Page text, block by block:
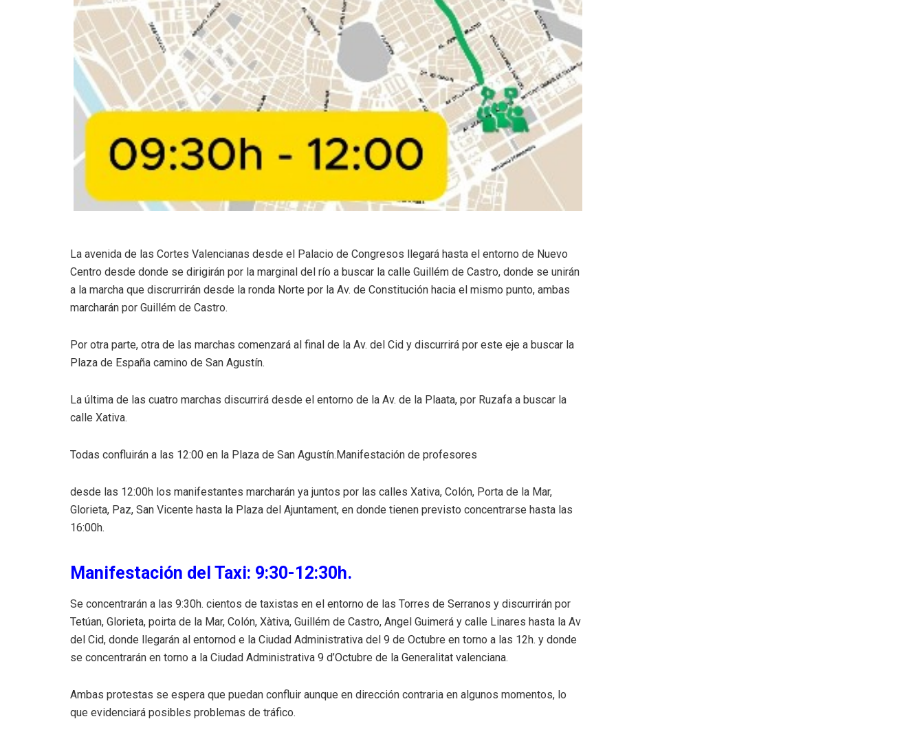
La avenida de las Cortes Valencianas desde el Palacio de Congresos llegará hasta el entorno de Nuevo
Centro desde donde se dirigirán por la marginal del río a buscar la calle Guillém de Castro, donde se unirán
a la marcha que discrurrirán desde la ronda Norte por la Av. de Constitución hacia el mismo punto, ambas
marcharán por Guillém de Castro.
Por otra parte, otra de las marchas comenzará al final de la Av. del Cid y discurrirá por este eje a buscar la
Plaza de España camino de San Agustín.
La última de las cuatro marchas discurrirá desde el entorno de la Av. de la Plaata, por Ruzafa a buscar la
calle Xativa.
Todas confluirán a las 12:00 en la Plaza de San Agustín.Manifestación de profesores
desde las 12:00h los manifestantes marcharán ya juntos por las calles Xativa, Colón, Porta de la Mar,
Glorieta, Paz, San Vicente hasta la Plaza del Ajuntament, en donde tienen previsto concentrarse hasta las
16:00h.
Manifestación del Taxi: 9:30-12:30h.
Se concentrarán a las 9:30h. cientos de taxistas en el entorno de las Torres de Serranos y discurrirán por
Tetúan, Glorieta, poirta de la Mar, Colón, Xàtiva, Guillém de Castro, Angel Guimerá y calle Linares hasta la Av
del Cid, donde llegarán al entornod e la Ciudad Administrativa del 9 de Octubre en torno a las 12h. y donde
se concentrarán en torno a la Ciudad Administrativa 9 d’Octubre de la Generalitat valenciana.
Ambas protestas se espera que puedan confluir aunque en dirección contraria en algunos momentos, lo
que evidenciará posibles problemas de tráfico.